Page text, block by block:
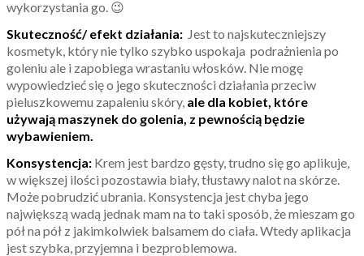
wykorzystania go. 😉
Skuteczność/ efekt działania: Jest to najskuteczniejszy
kosmetyk, który nie tylko szybko uspokaja podrażnienia po
goleniu ale i zapobiega wrastaniu włosków. Nie mogę
wypowiedzieć się o jego skuteczności działania przeciw
pieluszkowemu zapaleniu skóry, ale dla kobiet, które
używają maszynek do golenia, z pewnością będzie
wybawieniem.
Konsystencja: Krem jest bardzo gęsty, trudno się go aplikuje,
w większej ilości pozostawia biały, tłustawy nalot na skórze.
Może pobrudzić ubrania. Konsystencja jest chyba jego
największą wadą jednak mam na to taki sposób, że mieszam go
pół na pół z jakimkolwiek balsamem do ciała. Wtedy aplikacja
jest szybka, przyjemna i bezproblemowa.